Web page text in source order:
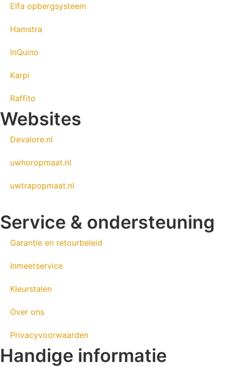
Elfa opbergsysteem
Hamstra
InQuino
Karpi
Raffito
Websites
Devalore.nl
uwhoropmaat.nl
uwtrapopmaat.nl
Service & ondersteuning
Garantie en retourbeleid
Inmeetservice
Kleurstalen
Over ons
Privacyvoorwaarden
Handige informatie